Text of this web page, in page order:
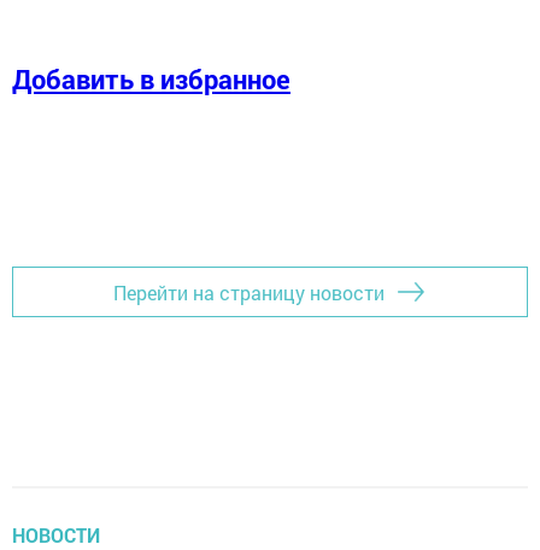
Добавить в избранное
Перейти на страницу новости
НОВОСТИ